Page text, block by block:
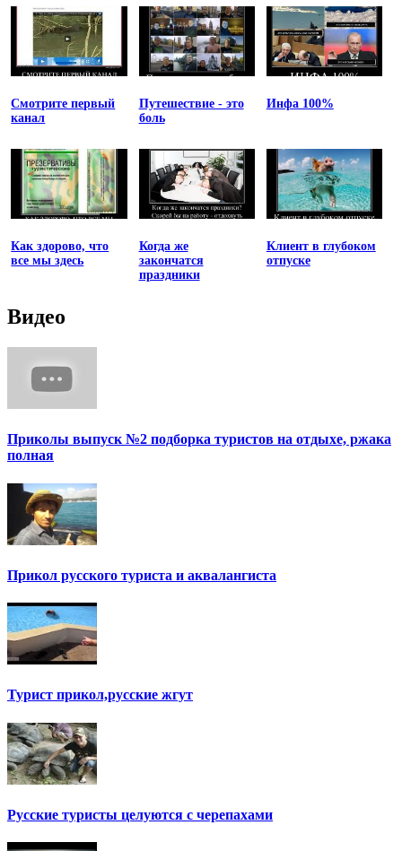
Смотрите первый
канал
Путешествие - это
боль
Инфа 100%
Как здорово, что
все мы здесь
Когда же
закончатся
праздники
Клиент в глубоком
отпуске
Видео
Приколы выпуск №2 подборка туристов на отдыхе, ржака
полная
Прикол русского туриста и аквалангиста
Турист прикол,русские жгут
Русские туристы целуются с черепахами